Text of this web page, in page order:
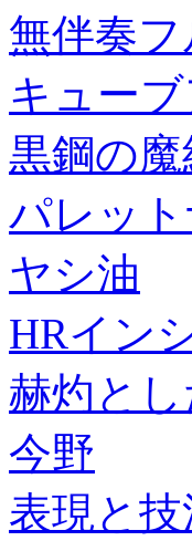
無伴奏
キュー
黒鋼の
パレッ
ヤシ油
HRイン
赫灼と
今野
表現と技